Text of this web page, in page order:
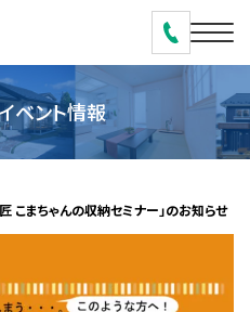
ベント情報
まちゃんの収納セミナー」のお知らせ